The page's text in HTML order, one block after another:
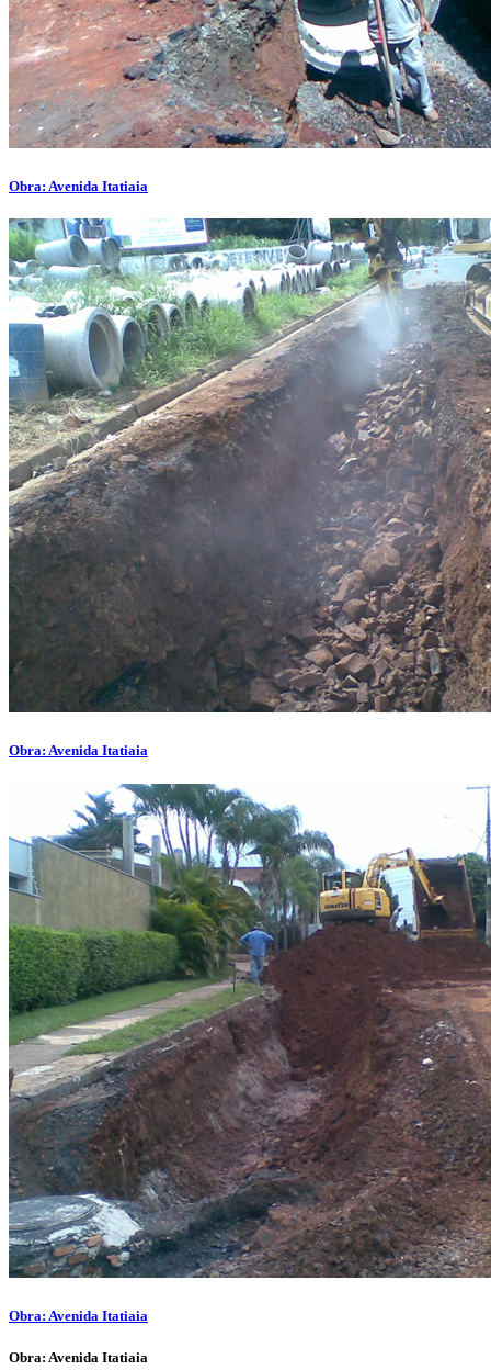
Obra: Avenida Itatiaia
Obra: Avenida Itatiaia
Obra: Avenida Itatiaia
Obra: Avenida Itatiaia